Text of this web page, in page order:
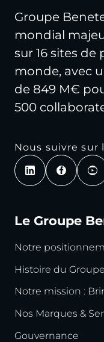
Groupe
mondial
sur 16 sites
monde, avec
de 849 M€
500
Nous suivre sur
Le Groupe
Notre
Histoire du
Notre mission :
Nos Marques &
Gouvernance